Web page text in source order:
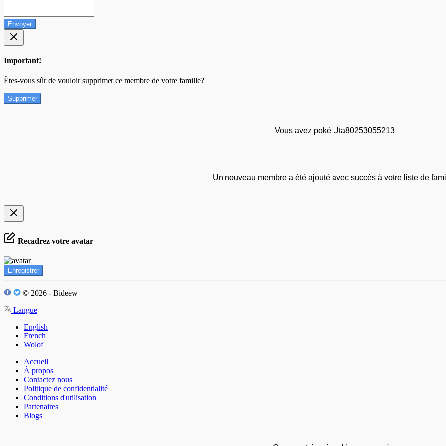
Envoyer
Important!
Êtes-vous sûr de vouloir supprimer ce membre de votre famille?
Supprimer
Vous avez poké Uta80253055213
Un nouveau membre a été ajouté avec succès à votre liste de
Recadrez votre avatar
Enregistrer
© 2026 - Bideew
Langue
English
French
Wolof
Accueil
À propos
Contactez nous
Politique de confidentialité
Conditions d'utilisation
Partenaires
Blogs